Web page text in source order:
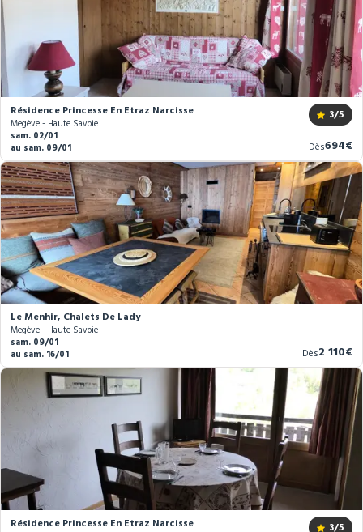
Résidence Princesse En Etraz Narcisse
Megève - Haute Savoie
3/5
sam. 02/01
au sam. 09/01
Dès
prix
694€
Le Menhir, Chalets De Lady
Megève - Haute Savoie
sam. 09/01
au sam. 16/01
Dès
prix
2 110€
Résidence Princesse En Etraz Narcisse 3/5